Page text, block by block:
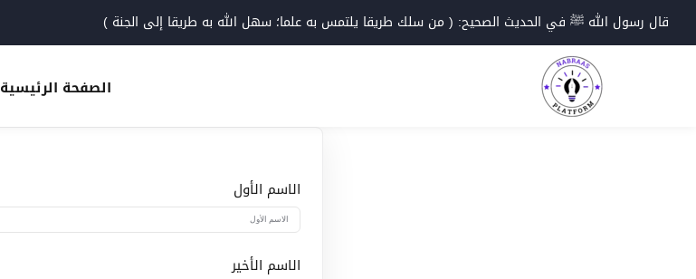
قال رسول الله ﷺ في الحديث الصحيح: ( من سلك طريقا يلتمس به علما؛ سهل الله به طريقا إلى الجنة )
الصفحة الرئيسية
الاسم الأول
الاسم الأخير
Sign in